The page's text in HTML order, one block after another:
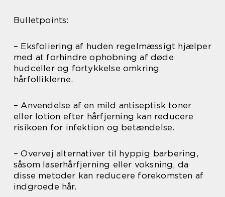
Bulletpoints:
– Eksfoliering af huden regelmæssigt hjælper
med at forhindre ophobning af døde
hudceller og fortykkelse omkring
hårfolliklerne.
– Anvendelse af en mild antiseptisk toner
eller lotion efter hårfjerning kan reducere
risikoen for infektion og betændelse.
– Overvej alternativer til hyppig barbering,
såsom laserhårfjerning eller voksning, da
disse metoder kan reducere forekomsten af
indgroede hår.